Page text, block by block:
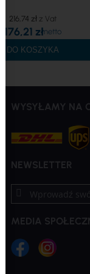
216,74 zł
176,21 zł
DO KOSZYKA
WYSYŁAMY NA
NEWSLETTER
Subskrybuj
nasz
MEDIA